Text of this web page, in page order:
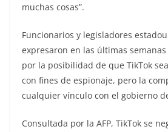
muchas cosas”.
Funcionarios y legisladores
expresaron en las últimas
por la posibilidad de que TikTok
con fines de espionaje, pero la
cualquier vínculo con el gobierno
Consultada por la AFP, TikTok se